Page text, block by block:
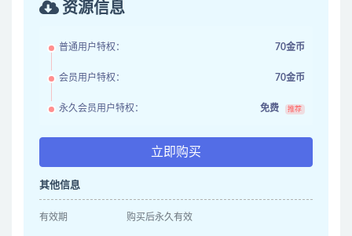
资源信息
普通用户特权： 70金币
会员用户特权： 70金币
永久会员用户特权： 免费 推荐
立即购买
其他信息
有效期 购买后永久有效